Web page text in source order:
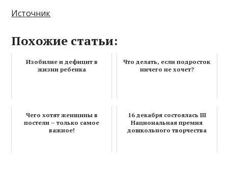
Источник
Похожие статьи:
Изобилие и дефицит в
жизни ребенка
Что делать, если подросток
ничего не хочет?
Чего хотят женщины в
постели – только самое
важное!
16 декабря состоялась III
Национальная премия
дошкольного творчества